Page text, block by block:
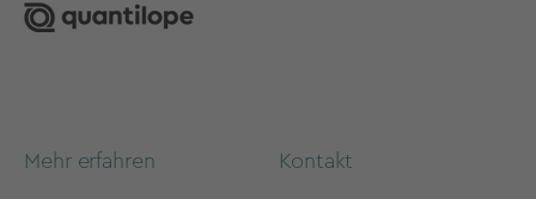
Mehr erfahren Kontakt